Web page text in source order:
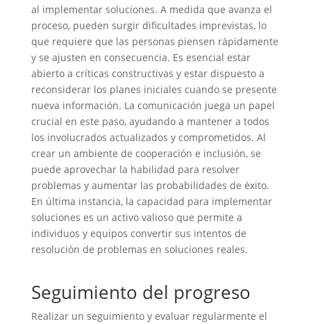
al implementar soluciones. A medida que avanza el
proceso, pueden surgir dificultades imprevistas, lo
que requiere que las personas piensen rápidamente
y se ajusten en consecuencia. Es esencial estar
abierto a críticas constructivas y estar dispuesto a
reconsiderar los planes iniciales cuando se presente
nueva información. La comunicación juega un papel
crucial en este paso, ayudando a mantener a todos
los involucrados actualizados y comprometidos. Al
crear un ambiente de cooperación e inclusión, se
puede aprovechar la habilidad para resolver
problemas y aumentar las probabilidades de éxito.
En última instancia, la capacidad para implementar
soluciones es un activo valioso que permite a
individuos y equipos convertir sus intentos de
resolución de problemas en soluciones reales.
Seguimiento del progreso
Realizar un seguimiento y evaluar regularmente el